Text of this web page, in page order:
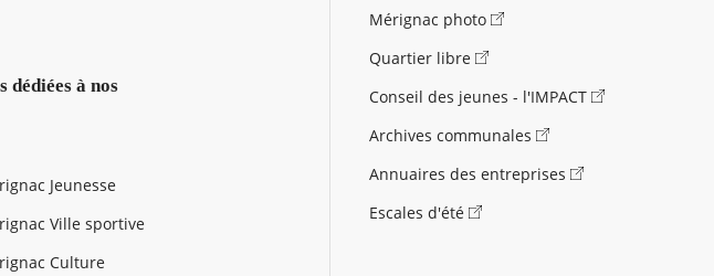
dédiées à nos
Jeunesse
Ville sportive
Culture
Mérignac photo
Quartier libre
Conseil des jeunes - l'IMPACT
Archives communales
Annuaires des entreprises
Escales d'été